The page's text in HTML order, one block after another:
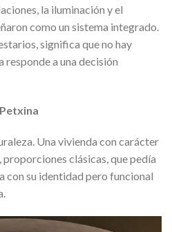
la iluminación y el
como un sistema integrado.
significa que no hay
a una decisión
Una vivienda con carácter
clásicas, que pedía
con su identidad pero funcional